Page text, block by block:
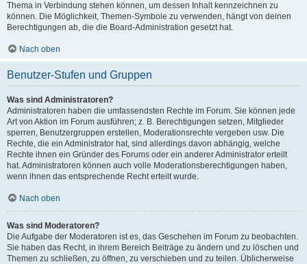
Thema in Verbindung stehen können, um dessen Inhalt kennzeichnen zu
können. Die Möglichkeit, Themen-Symbole zu verwenden, hängt von deinen
Berechtigungen ab, die die Board-Administration gesetzt hat.
Nach oben
Benutzer-Stufen und Gruppen
Was sind Administratoren?
Administratoren haben die umfassendsten Rechte im Forum. Sie können jede
Art von Aktion im Forum ausführen; z. B. Berechtigungen setzen, Mitglieder
sperren, Benutzergruppen erstellen, Moderationsrechte vergeben usw. Die
Rechte, die ein Administrator hat, sind allerdings davon abhängig, welche
Rechte ihnen ein Gründer des Forums oder ein anderer Administrator erteilt
hat. Administratoren können auch volle Moderationsberechtigungen haben,
wenn ihnen das entsprechende Recht erteilt wurde.
Nach oben
Was sind Moderatoren?
Die Aufgabe der Moderatoren ist es, das Geschehen im Forum zu beobachten.
Sie haben das Recht, in ihrem Bereich Beiträge zu ändern und zu löschen und
Themen zu schließen, zu öffnen, zu verschieben und zu teilen. Üblicherweise